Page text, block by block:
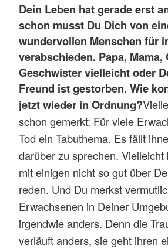
Dein Leben hat gerade erst
schon musst Du Dich von
wundervollen Menschen für
verabschieden. Papa, Mama,
Geschwister vielleicht oder
Freund ist gestorben. Wie
jetzt wieder in Ordnung?
schon gemerkt: Für viele
Tod ein Tabuthema. Es fällt
darüber zu sprechen.
mit einigen nicht so gut über
reden. Und Du merkst
Erwachsenen in Deiner
irgendwie anders. Denn die
verläuft anders, sie geht ihren